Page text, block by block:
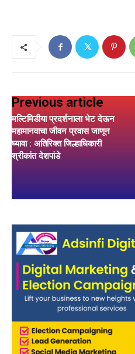
Previous article
मल्टिमिडीया प्रदर्शनाला भेट देऊन
महामानवाचा जीवन प्रवास जाणून
घ्यावा : अतिरिक्त जिल्हाधिकारी
श्रीकांत देशपांडे